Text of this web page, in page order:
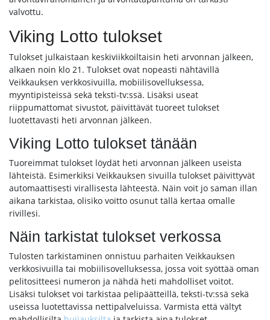
valvottu.
Viking Lotto tulokset
Tulokset julkaistaan keskiviikkoiltaisin heti arvonnan jälkeen,
alkaen noin klo 21. Tulokset ovat nopeasti nähtävillä
Veikkauksen verkkosivuilla, mobiilisovelluksessa,
myyntipisteissä sekä teksti-tv:ssä. Lisäksi useat
riippumattomat sivustot, päivittävät tuoreet tulokset
luotettavasti heti arvonnan jälkeen.
Viking Lotto tulokset tänään
Tuoreimmat tulokset löydät heti arvonnan jälkeen useista
lähteistä. Esimerkiksi Veikkauksen sivuilla tulokset päivittyvät
automaattisesti virallisesta lähteestä. Näin voit jo saman illan
aikana tarkistaa, olisiko voitto osunut tällä kertaa omalle
rivillesi.
Näin tarkistat tulokset verkossa
Tulosten tarkistaminen onnistuu parhaiten Veikkauksen
verkkosivuilla tai mobiilisovelluksessa, jossa voit syöttää oman
pelitositteesi numeron ja nähdä heti mahdolliset voitot.
Lisäksi tulokset voi tarkistaa pelipäätteillä, teksti-tv:ssä sekä
useissa luotettavissa nettipalveluissa. Varmista että vältyt